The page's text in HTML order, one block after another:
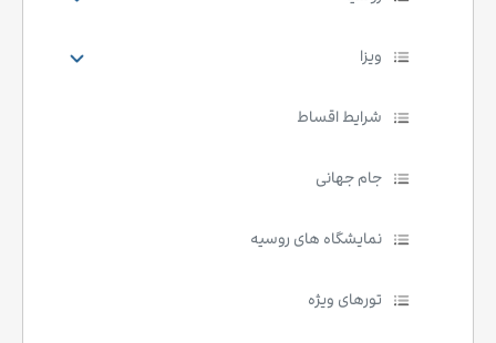
ویزا
شرایط اقساط
جام جهانی
نمایشگاه های روسیه
تورهای ویژه